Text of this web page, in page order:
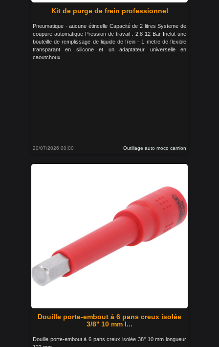
Kit de purge de frein professionnel
Pneumatique - aucune étincelle Capacité de 2 litres Systeme de
coupure automatique Pression de travail : 2.8-12 Bar Inclut une
bouteille de remplissage de liquide de frein - 1 metre de flexible
transparant en silicone et un adaptateur universelle en
caoutchoux
20/07/2026 00:00 Outillage auto moco camion
Douille porte-embout à 6 pans creux isolée
3/8'' 10 mm l...
Douille porte-embout à 6 pans creux isolée 38'' 10 mm longueur